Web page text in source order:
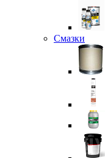
Смазки